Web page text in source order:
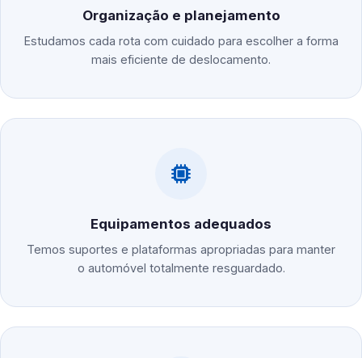
Organização e planejamento
Estudamos cada rota com cuidado para escolher a forma
mais eficiente de deslocamento.
Equipamentos adequados
Temos suportes e plataformas apropriadas para manter
o automóvel totalmente resguardado.